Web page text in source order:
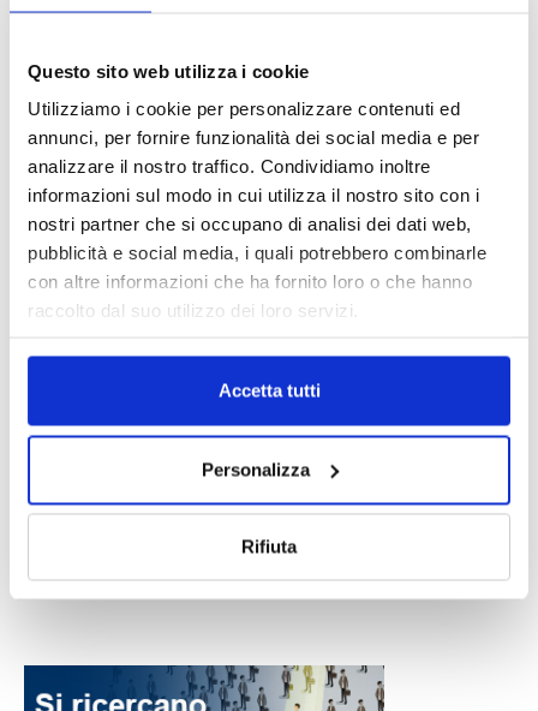
Questo sito web utilizza i cookie
Utilizziamo i cookie per personalizzare contenuti ed
annunci, per fornire funzionalità dei social media e per
analizzare il nostro traffico. Condividiamo inoltre
informazioni sul modo in cui utilizza il nostro sito con i
nostri partner che si occupano di analisi dei dati web,
pubblicità e social media, i quali potrebbero combinarle
con altre informazioni che ha fornito loro o che hanno
raccolto dal suo utilizzo dei loro servizi.
Accetta tutti
Personalizza
Rifiuta